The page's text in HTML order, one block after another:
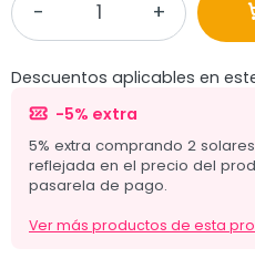
Descuentos aplicables en
-5% extra
5% extra comprando 2
reflejada en el precio del
pasarela de pago.
Ver más productos de esta